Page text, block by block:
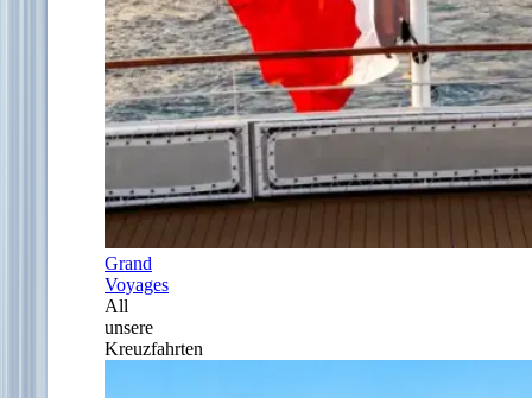
Grand
Voyages
All
unsere
Kreuzfahrten